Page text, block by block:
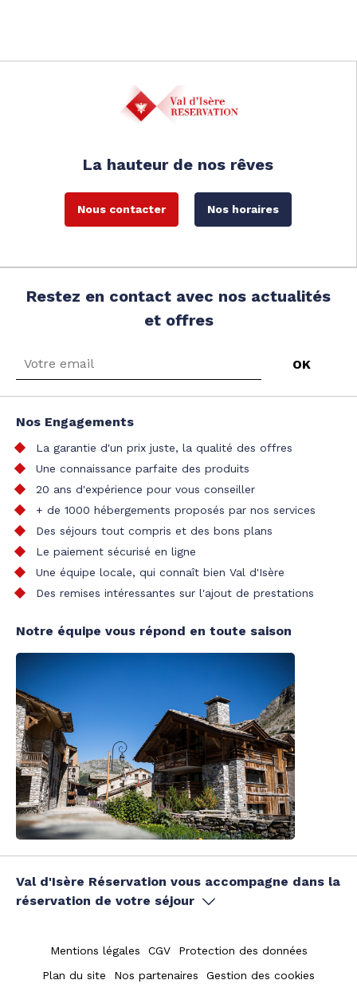
La hauteur de nos rêves
Nous contacter Nos horaires
Restez en contact avec nos actualités
et offres
Nos Engagements
La garantie d'un prix juste, la qualité des offres
Une connaissance parfaite des produits
20 ans d'expérience pour vous conseiller
+ de 1000 hébergements proposés par nos services
Des séjours tout compris et des bons plans
Le paiement sécurisé en ligne
Une équipe locale, qui connaît bien Val d'Isère
Des remises intéressantes sur l'ajout de prestations
Notre équipe vous répond en toute saison
Val d'Isère Réservation vous accompagne dans la
réservation de votre séjour
Mentions légales CGV
Protection des données
Plan du site
Nos partenaires Gestion des cookies